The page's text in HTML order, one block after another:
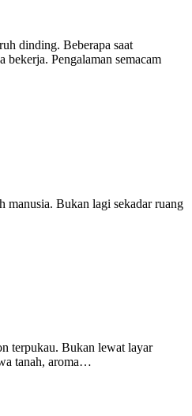
dinding. Beberapa saat
bekerja. Pengalaman semacam
manusia. Bukan lagi sekadar ruang
terpukau. Bukan lewat layar
tanah, aroma…